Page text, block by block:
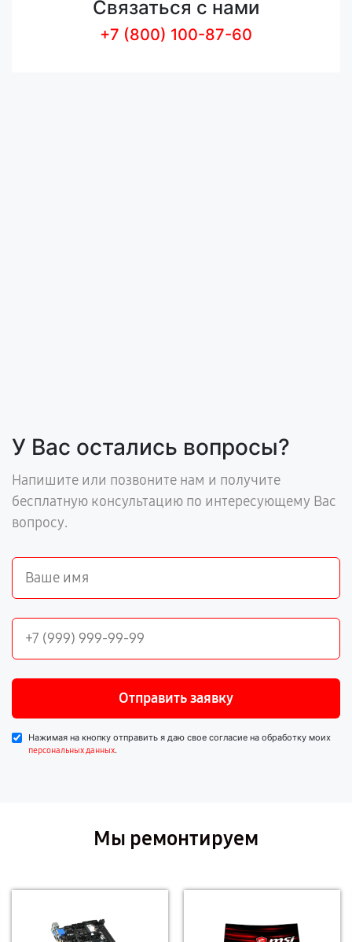
Связаться с нами
+7 (800) 100-87-60
У Вас остались вопросы?
Напишите или позвоните нам и получите
бесплатную консультацию по интересующему Вас
вопросу.
Отправить заявку
Нажимая на кнопку отправить я даю свое согласие на обработку моих
персональных данных.
Мы ремонтируем